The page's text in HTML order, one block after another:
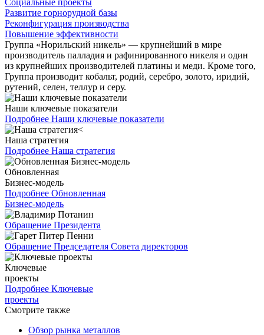
Развитие горнорудной базы
Реконфигурация производства
Повышение эффективности
Группа «Норильский никель» — крупнейший в мире
производитель палладия и рафинированного никеля и один
из крупнейших производителей платины и меди. Кроме того,
Группа производит кобальт, родий, серебро, золото, иридий,
рутений, селен, теллур и серу.
Наши ключевые показатели
Подробнее Наши ключевые показатели
Наша стратегия
Подробнее Наша стратегия
Обновленная
Бизнес-модель
Подробнее Обновленная
Бизнес-модель
Обращение Президента
Обращение Председателя Совета директоров
Ключевые
проекты
Подробнее Ключевые
проекты
Смотрите также
Обзор рынка металлов